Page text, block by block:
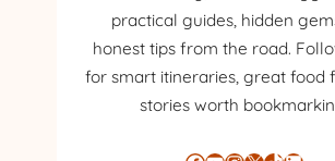
practical guides, hidden
honest tips from the road.
for smart itineraries, great food
stories worth